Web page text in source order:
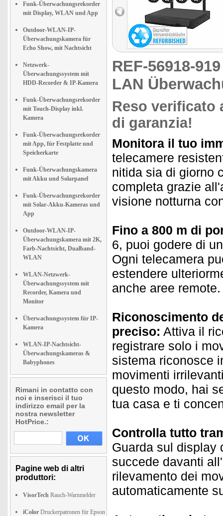
Funk-Überwachungsrekorder
mit Display, WLAN und App
Outdoor-WLAN-IP-
Überwachungskamera für
Echo Show, mit Nachtsicht
Netzwerk-
Überwachungssystem mit
HDD-Recorder & IP-Kamera
Funk-Überwachungsrekorder
mit Touch-Display inkl.
Kamera
Funk-Überwachungsrekorder
mit App, für Festplatte und
Speicherkarte
Funk-Überwachungskamera
mit Akku und Solarpanel
Funk-Überwachungsrekorder
mit Solar-Akku-Kameras und
App
Outdoor-WLAN-IP-
Überwachungskamera mit 2K,
Farb-Nachtsicht, Dualband-
WLAN
WLAN-Netzwerk-
Überwachungssystem mit
Recorder, Kamera und
Monitor
Überwachungssystem für IP-
Kamera
WLAN-IP-Nachtsicht-
Überwachungskameras &
Babyphones
Rimani in contatto con
noi e inserisci il tuo
indirizzo email per la
nostra newsletter
HotPrice.:
Pagine web di altri
produttori:
VisorTech Rauch-Warnmelder
iColor Druckerpatronen für Epson
REF-56918-
LAN
Reso verificato
di garanzia!
Monitora il tuo
telecamere
nitida sia di giorno
completa grazie
visione notturna
Fino a 800 m di
6, puoi godere di
Ogni telecamera
estendere
anche aree remote.
Riconoscimento
preciso: Attiva il
registrare solo i
sistema riconosce
movimenti
questo modo, hai
tua casa e ti
Controlla tutto
Guarda sul display
succede davanti
rilevamento dei
automaticamente